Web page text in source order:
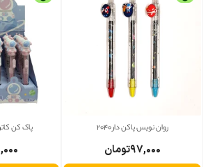
روان نویس پاکن دار 2040
۹۷,۰۰۰تومان
پاک کن کاتری
۱۱۰,۰۰۰